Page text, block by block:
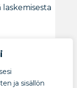
ja sisällön
laskemisesta